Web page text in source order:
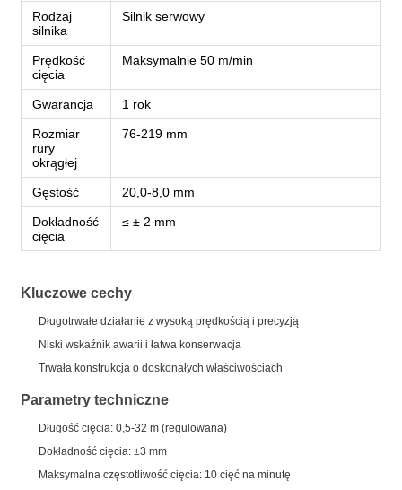
Rodzaj
silnika
Silnik serwowy
Prędkość
cięcia
Maksymalnie 50 m/min
Gwarancja 1 rok
Rozmiar
rury
okrągłej
76-219 mm
Gęstość 20,0-8,0 mm
Dokładność
cięcia
≤ ± 2 mm
Kluczowe cechy
Długotrwałe działanie z wysoką prędkością i precyzją
Niski wskaźnik awarii i łatwa konserwacja
Trwała konstrukcja o doskonałych właściwościach
Parametry techniczne
Długość cięcia: 0,5-32 m (regulowana)
Dokładność cięcia: ±3 mm
Maksymalna częstotliwość cięcia: 10 cięć na minutę